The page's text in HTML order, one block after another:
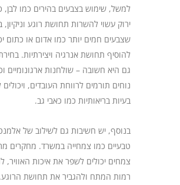
למשל, שימוש בצבעים בהירים כמו לבן,
ירוק עשוי להשרות תחושת רוגע וניקיון,
שצבעים חמים יותר כמו אדום או כתום
להוסיף תחושת אנרגיה ויצירתיות.
גם היא חשובה – שולחנות ארגונומיים
נוחים תורמים לרווחת העובדים,
בעיות בריאותיות כמו כאבי גב.
בנוסף, יש חשיבות גם לשילוב של
טבעיים כמו צמחייה במשרד. מחקרים
צמחים יכולים לשפר את איכות האוויר,
רמות המתח ולהגביר את תחושת